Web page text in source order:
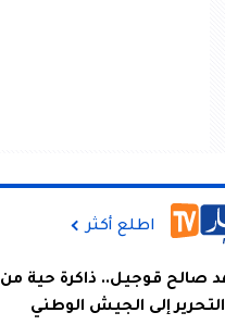
اطلع أكثر
صالح قوجيل.. ذاكرة حية من
إلى الجيش الوطني